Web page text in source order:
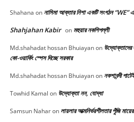
Shahana on নাসিমা আক্তার নিশা একটি সংগঠন “WE”
Shahjahan Kabir on মহুয়ার নকশিপল্লী
Md.shahadat hossan Bhuiayanon উদ্যোক্তাদের
কো-ওয়ার্কিং স্পেস দিচ্ছে সরকার
Md.shahadat hossan Bhuiayanon নকশাবন্দী
Towhid Kamal on উদ্যোক্তা নন, যোদ্ধা
Samsun Naharon লায়লার আত্মনির্ভরশীলতার পুঁজি